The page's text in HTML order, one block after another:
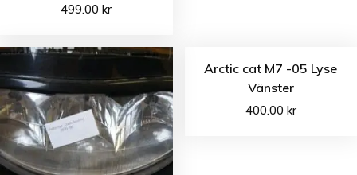
499.00kr
Arctic cat M7 -05 Lyse
Vänster
400.00 kr